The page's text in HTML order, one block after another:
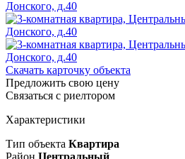
Скачать карточку объекта
Предложить свою цену
Связаться с риелтором
Характеристики
Тип объекта Квартира
Район Центральный